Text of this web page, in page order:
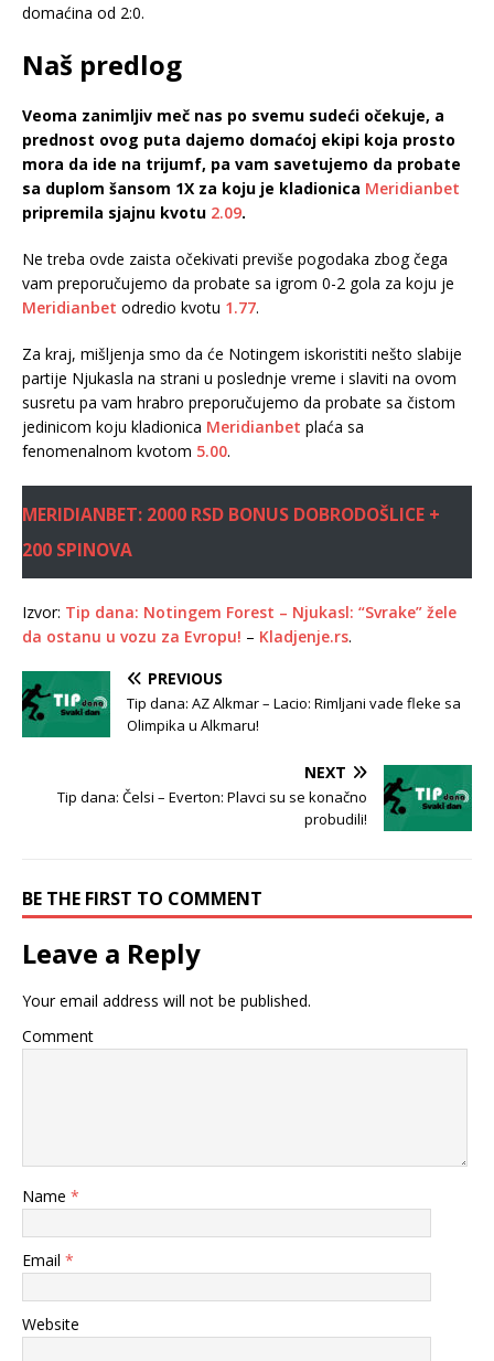
domaćina od 2:0.
Naš predlog
Veoma zanimljiv meč nas po svemu sudeći očekuje, a
prednost ovog puta dajemo domaćoj ekipi koja prosto
mora da ide na trijumf, pa vam savetujemo da probate
sa duplom šansom 1X za koju je kladionica Meridianbet
pripremila sjajnu kvotu 2.09.
Ne treba ovde zaista očekivati previše pogodaka zbog čega
vam preporučujemo da probate sa igrom 0-2 gola za koju je
Meridianbet odredio kvotu 1.77.
Za kraj, mišljenja smo da će Notingem iskoristiti nešto slabije
partije Njukasla na strani u poslednje vreme i slaviti na ovom
susretu pa vam hrabro preporučujemo da probate sa čistom
jedinicom koju kladionica Meridianbet plaća sa
fenomenalnom kvotom 5.00.
MERIDIANBET: 2000 RSD BONUS DOBRODOŠLICE +
200 SPINOVA
Izvor: Tip dana: Notingem Forest – Njukasl: “Svrake” žele
da ostanu u vozu za Evropu! – Kladjenje.rs.
PREVIOUS
Tip dana: AZ Alkmar – Lacio: Rimljani vade fleke sa
Olimpika u Alkmaru!
NEXT
Tip dana: Čelsi – Everton: Plavci su se konačno
probudili!
BE THE FIRST TO COMMENT
Leave a Reply
Your email address will not be published.
Comment
Name *
Email *
Website